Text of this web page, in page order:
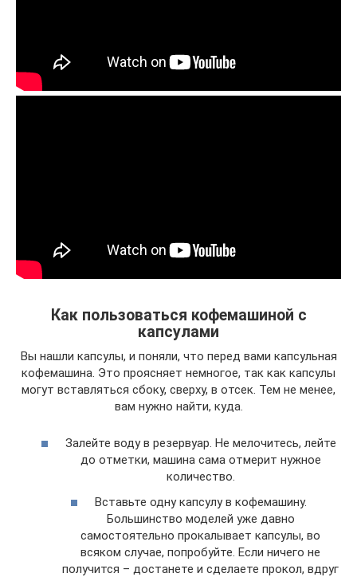
Как пользоваться кофемашиной с
капсулами
Вы нашли капсулы, и поняли, что перед вами капсульная
кофемашина. Это проясняет немногое, так как капсулы
могут вставляться сбоку, сверху, в отсек. Тем не менее,
вам нужно найти, куда.
Залейте воду в резервуар. Не мелочитесь, лейте
до отметки, машина сама отмерит нужное
количество.
Вставьте одну капсулу в кофемашину.
Большинство моделей уже давно
самостоятельно прокалывает капсулы, во
всяком случае, попробуйте. Если ничего не
получится – достанете и сделаете прокол, вдруг